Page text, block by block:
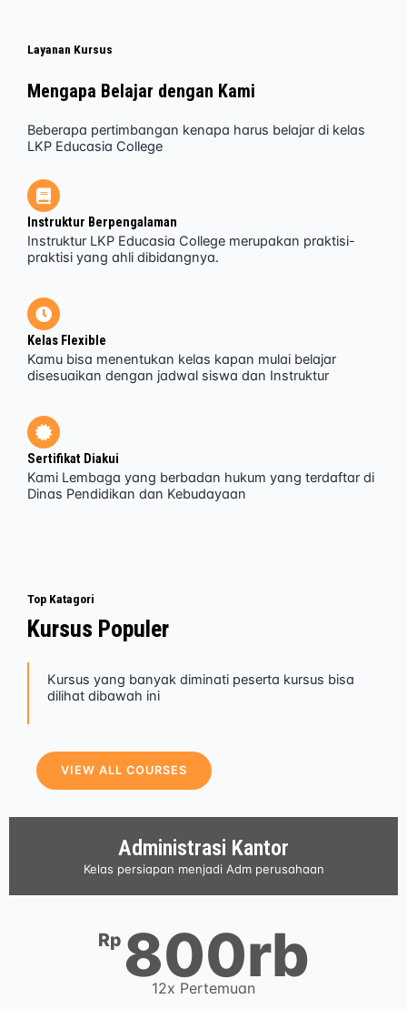
Layanan Kursus
Mengapa Belajar dengan Kami
Beberapa pertimbangan kenapa harus belajar di kelas
LKP Educasia College
Instruktur Berpengalaman
Instruktur LKP Educasia College merupakan praktisi-
praktisi yang ahli dibidangnya.
Kelas Flexible
Kamu bisa menentukan kelas kapan mulai belajar
disesuaikan dengan jadwal siswa dan Instruktur
Sertifikat Diakui
Kami Lembaga yang berbadan hukum yang terdaftar di
Dinas Pendidikan dan Kebudayaan
Top Katagori
Kursus Populer
Kursus yang banyak diminati peserta kursus bisa
dilihat dibawah ini
VIEW ALL COURSES
Administrasi Kantor
Kelas persiapan menjadi Adm perusahaan
Rp 800rb
12x Pertemuan